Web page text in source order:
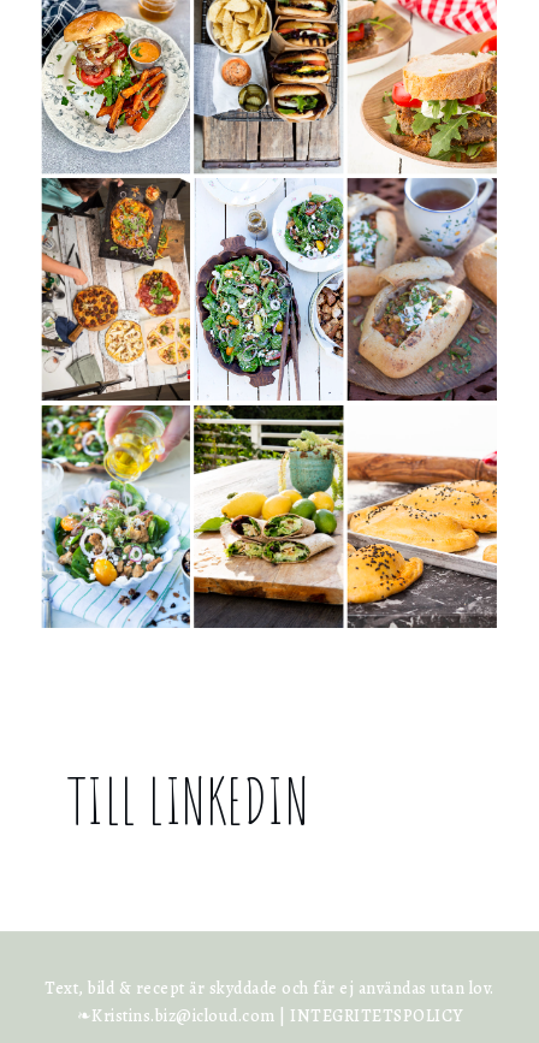
TILL LINKEDIN
Text, bild & recept är skyddade och får ej användas utan lov.
❧Kristins.biz@icloud.com | INTEGRITETSPOLICY